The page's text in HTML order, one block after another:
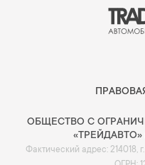
ОБЩЕСТВО С
Фактический адрес: 214018,